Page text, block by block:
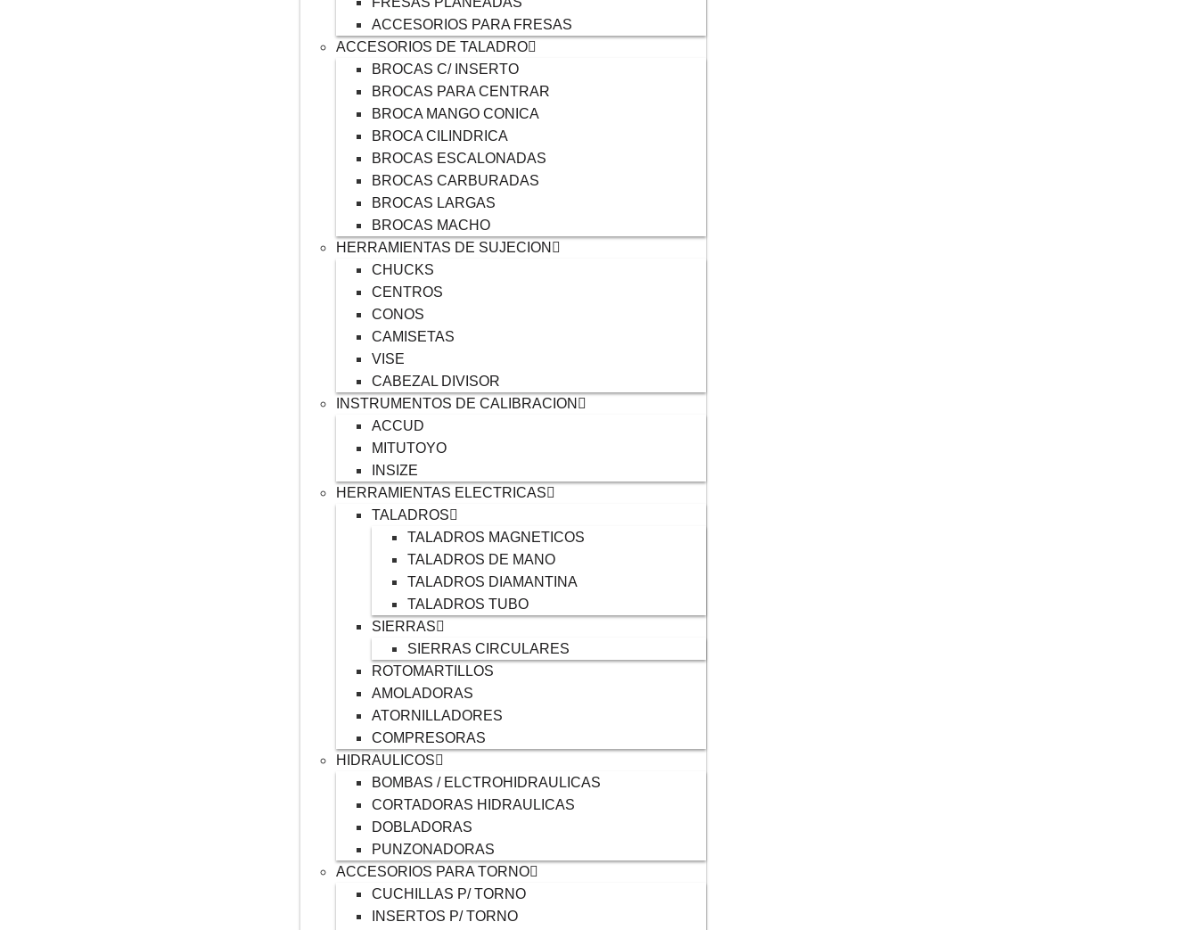
ACCESORIOS PARA FRESAS
ACCESORIOS DE TALADRO
BROCAS C/ INSERTO
BROCAS PARA CENTRAR
BROCA MANGO CONICA
BROCA CILINDRICA
BROCAS ESCALONADAS
BROCAS CARBURADAS
BROCAS LARGAS
BROCAS MACHO
HERRAMIENTAS DE SUJECION
CHUCKS
CENTROS
CONOS
CAMISETAS
VISE
CABEZAL DIVISOR
INSTRUMENTOS DE CALIBRACION
ACCUD
MITUTOYO
INSIZE
HERRAMIENTAS ELECTRICAS
TALADROS
TALADROS MAGNETICOS
TALADROS DE MANO
TALADROS DIAMANTINA
TALADROS TUBO
SIERRAS
SIERRAS CIRCULARES
ROTOMARTILLOS
AMOLADORAS
ATORNILLADORES
COMPRESORAS
HIDRAULICOS
BOMBAS / ELCTROHIDRAULICAS
CORTADORAS HIDRAULICAS
DOBLADORAS
PUNZONADORAS
ACCESORIOS PARA TORNO
CUCHILLAS P/ TORNO
INSERTOS P/ TORNO